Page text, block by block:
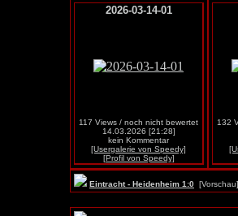
2026-03-14-01
117 Views / noch nicht bewertet
14.03.2026 [21:28]
kein Kommentar
[Usergalerie von Speedy]
[Profil von Speedy]
132
Eintracht - Heidenheim 1:0